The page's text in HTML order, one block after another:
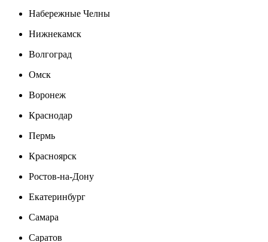
Набережные Челны
Нижнекамск
Волгоград
Омск
Воронеж
Краснодар
Пермь
Красноярск
Ростов-на-Дону
Екатеринбург
Самара
Саратов